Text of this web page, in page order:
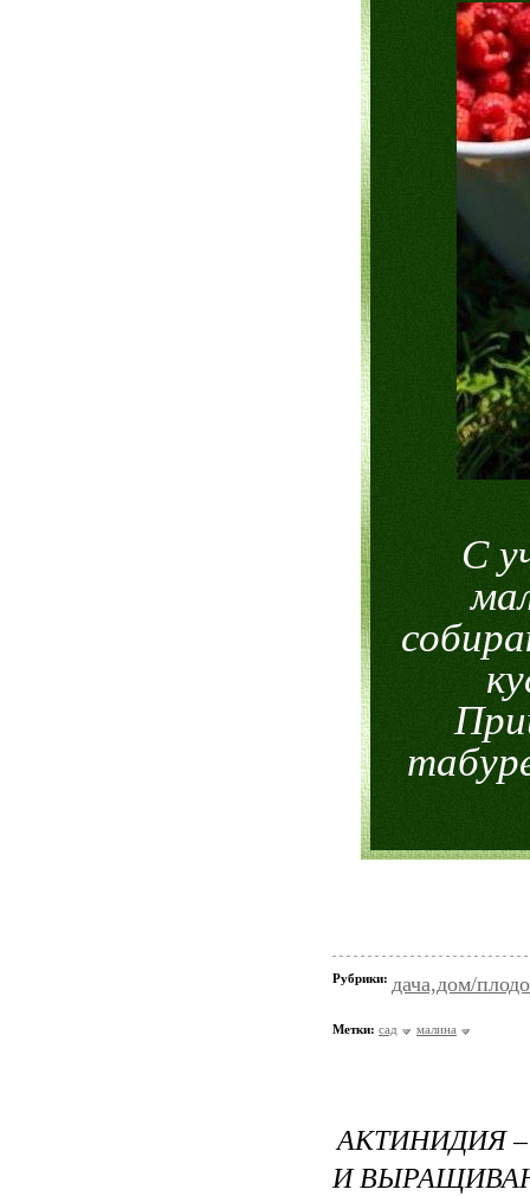
С
Рубрики: дача,дом/
Метки: сад малина
АКТИНИДИЯ
И